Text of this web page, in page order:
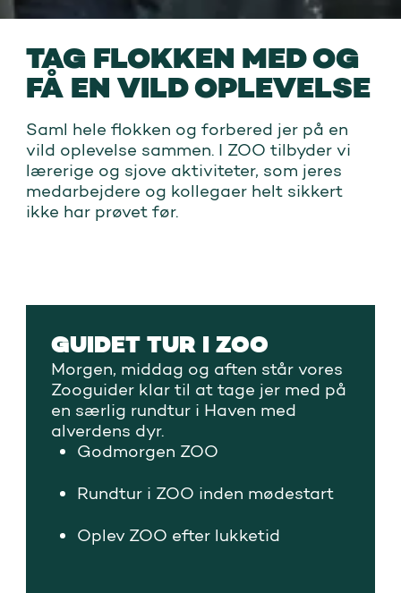
TAG FLOKKEN MED OG
FÅ EN VILD OPLEVELSE
Saml hele flokken og forbered jer på en
vild oplevelse sammen. I ZOO tilbyder vi
lærerige og sjove aktiviteter, som jeres
medarbejdere og kollegaer helt sikkert
ikke har prøvet før.
GUIDET TUR I ZOO
Morgen, middag og aften står vores
Zooguider klar til at tage jer med på
en særlig rundtur i Haven med
alverdens dyr.
Godmorgen ZOO
Rundtur i ZOO inden mødestart
Oplev ZOO efter lukketid